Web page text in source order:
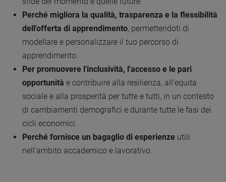
Perché migliora la qualità, trasparenza e la flessibilità
dell'offerta di apprendimento, permettendoti di
modellare e personalizzare il tuo percorso di
apprendimento.
Per promuovere l'inclusività, l'accesso e le pari
opportunità e contribuire alla resilienza, all'equità
sociale e alla prosperità per tutte e tutti, in un contesto
di cambiamenti demografici e durante tutte le fasi dei
cicli economici.
Perché fornisce un bagaglio di esperienze utili
nell'ambito accademico e lavorativo.